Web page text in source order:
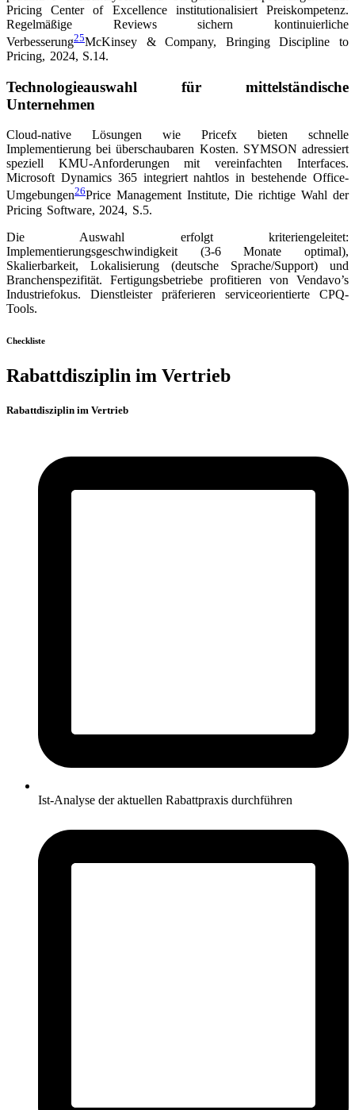
Pricing Center of Excellence institutionalisiert Preiskompetenz.
Regelmäßige Reviews sichern kontinuierliche
Verbesserung25McKinsey & Company, Bringing Discipline to
Pricing, 2024, S.14.
Technologieauswahl für mittelständische
Unternehmen
Cloud-native Lösungen wie Pricefx bieten schnelle
Implementierung bei überschaubaren Kosten. SYMSON adressiert
speziell KMU-Anforderungen mit vereinfachten Interfaces.
Microsoft Dynamics 365 integriert nahtlos in bestehende Office-
Umgebungen26Price Management Institute, Die richtige Wahl der
Pricing Software, 2024, S.5.
Die Auswahl erfolgt kriteriengeleitet:
Implementierungsgeschwindigkeit (3-6 Monate optimal),
Skalierbarkeit, Lokalisierung (deutsche Sprache/Support) und
Branchenspezifität. Fertigungsbetriebe profitieren von Vendavo’s
Industriefokus. Dienstleister präferieren serviceorientierte CPQ-
Tools.
Checkliste
Rabattdisziplin im Vertrieb
Rabattdisziplin im Vertrieb
Ist-Analyse der aktuellen Rabattpraxis durchführen